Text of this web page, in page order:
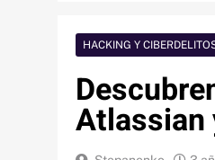
HACKING Y
Atlassian